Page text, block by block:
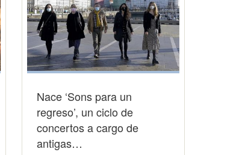
Nace ‘Sons para un
regreso’, un ciclo de
concertos a cargo de
antigas…